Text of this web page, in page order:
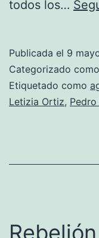
todos los…
Publicada el 9
Categorizado como
Etiquetado como
Letizia Ortiz, Pedro